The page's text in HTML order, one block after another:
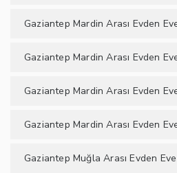
Gaziantep Mardin Arası Evden
Gaziantep Mardin Arası Evden
Gaziantep Mardin Arası Evden
Gaziantep Mardin Arası Evden
Gaziantep Muğla Arası Evden